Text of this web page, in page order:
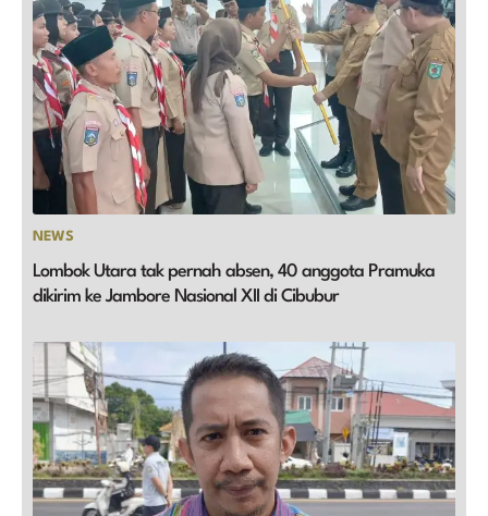
NEWS
Lombok Utara tak pernah absen, 40 anggota Pramuka
dikirim ke Jambore Nasional XII di Cibubur